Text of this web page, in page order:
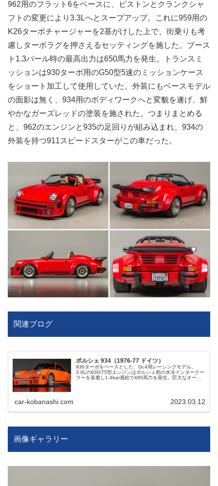
962用のフラット6をベースに、ピストンとクランクシャ
フトの変更により3.3Lへとスープアップ。これに959用の
K26ターボチャージャーを2基がけした上で、街乗りも考
慮しターボラグを押さえるセッティングを施した。ブース
ト1.3バール時の最高出力は650馬力を発生。トランスミ
ッションは930ターボ用のG50型5速のミッションケース
をショート加工して使用していた。外装にもベースモデル
の面影は無く、934用のボディワークへと変貌を遂げ、鮮
やかなガーズレッドの塗装を施された。つまりまとめる
と、962のエンジンと935の足回りが組み込まれ、934の
外装を持つ911スピードスターがこの車だった。
関連ブログ
ポルシェ 934（1976-77 ドイツ）
930ターボをベースとした、Gr.4用レーシングモデル。
3.0Lの930/75型エンジンはポルシェ初の水冷インタークー
ラーを装着し1.4bar過給で485馬力を発生。巨大なオーバ
car-kobanashi.com 2023.03.12
画像ギャラリー